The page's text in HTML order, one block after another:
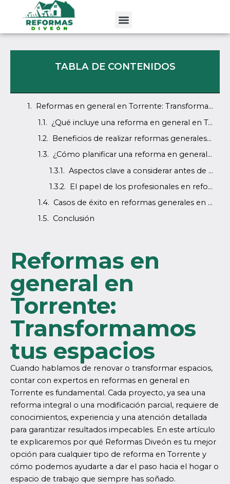
contenido
TABLA DE CONTENIDOS
Reformas en general en Torrente: Transformamos tus espacios
¿Qué incluye una reforma en general en Torrente?
Beneficios de realizar reformas generales en Torrente
¿Cómo planificar una reforma en general en Torrente?
Aspectos clave a considerar antes de una reforma
El papel de los profesionales en reformas generales
Casos de éxito en reformas generales en Torrente
Conclusión
Reformas en
general en
Torrente:
Transformamos
tus espacios
Cuando hablamos de renovar o transformar espacios,
contar con expertos en reformas en general en
Torrente es fundamental. Cada proyecto, ya sea una
reforma integral o una modificación parcial, requiere de
conocimientos, experiencia y una atención detallada
para garantizar resultados impecables. En este artículo
te explicaremos por qué Reformas Diveón es tu mejor
opción para cualquier tipo de reforma en Torrente y
cómo podemos ayudarte a dar el paso hacia el hogar o
espacio de trabajo que siempre has soñado.